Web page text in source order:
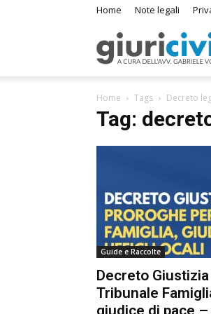
Home Note legali
Home Tags Decreto
Tag:
Guide e Raccolte
Decreto
Tribunale
giudice di pace –